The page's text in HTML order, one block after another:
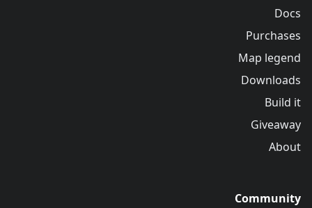
Docs
Purchases
Map legend
Downloads
Build it
Giveaway
About
Community